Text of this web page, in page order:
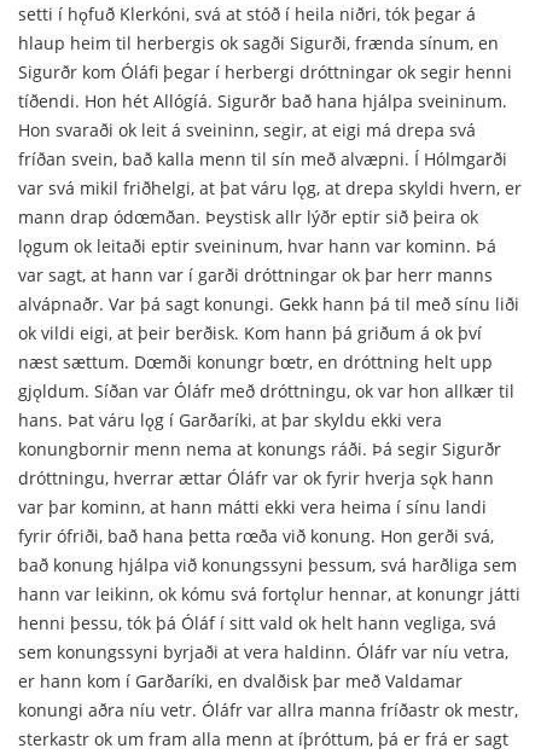
setti í hǫfuð Klerkóni, svá at stóð í heila niðri, tók þegar á
hlaup heim til herbergis ok sagði Sigurði, frænda sínum, en
Sigurðr kom Óláfi þegar í herbergi dróttningar ok segir henni
tíðendi. Hon hét Allógíá. Sigurðr bað hana hjálpa sveininum.
Hon svaraði ok leit á sveininn, segir, at eigi má drepa svá
fríðan svein, bað kalla menn til sín með alvæpni. Í Hólmgarði
var svá mikil friðhelgi, at þat váru lǫg, at drepa skyldi hvern, er
mann drap ódœmðan. Þeystisk allr lýðr eptir sið þeira ok
lǫgum ok leitaði eptir sveininum, hvar hann var kominn. Þá
var sagt, at hann var í garði dróttningar ok þar herr manns
alvápnaðr. Var þá sagt konungi. Gekk hann þá til með sínu liði
ok vildi eigi, at þeir berðisk. Kom hann þá griðum á ok því
næst sættum. Dœmði konungr bœtr, en dróttning helt upp
gjǫldum. Síðan var Óláfr með dróttningu, ok var hon allkær til
hans. Þat váru lǫg í Garðaríki, at þar skyldu ekki vera
konungbornir menn nema at konungs ráði. Þá segir Sigurðr
dróttningu, hverrar ættar Óláfr var ok fyrir hverja sǫk hann
var þar kominn, at hann mátti ekki vera heima í sínu landi
fyrir ófriði, bað hana þetta rœða við konung. Hon gerði svá,
bað konung hjálpa við konungssyni þessum, svá harðliga sem
hann var leikinn, ok kómu svá fortǫlur hennar, at konungr játti
henni þessu, tók þá Óláf í sitt vald ok helt hann vegliga, svá
sem konungssyni byrjaði at vera haldinn. Óláfr var níu vetra,
er hann kom í Garðaríki, en dvalðisk þar með Valdamar
konungi aðra níu vetr. Óláfr var allra manna fríðastr ok mestr,
sterkastr ok um fram alla menn at íþróttum, þá er frá er sagt